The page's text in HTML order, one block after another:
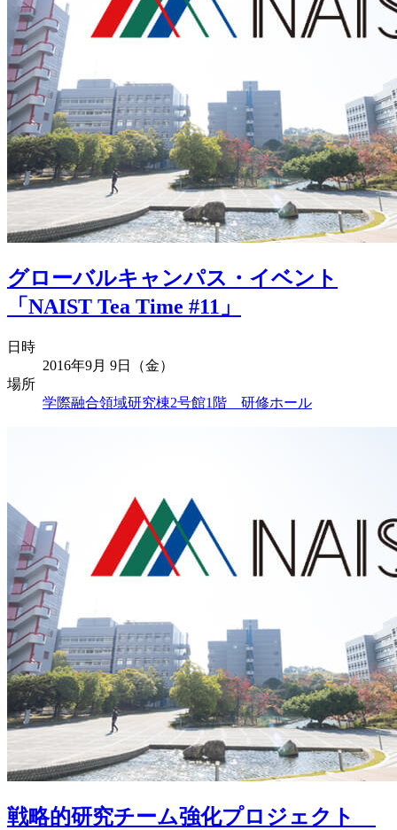
グローバルキャンパス・イベント
「NAIST Tea Time #11」
日時
2016年9月 9日（金）
場所
学際融合領域研究棟2号館1階 研修ホール
戦略的研究チーム強化プロジェクト